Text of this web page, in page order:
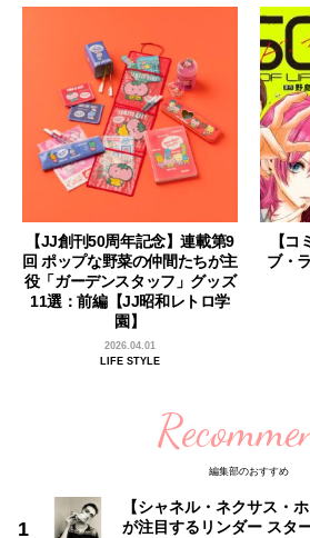
【JJ創刊50周年記念】連載第9
回 ポップな野菜の仲間たちが主
役「ガーデンスタッフ」グッズ
11選：前編【JJ昭和レトロ学
園】
2026.04.01
LIFE STYLE
【
ブ・
編集部のおすすめ
【シャネル・ネクサス・
が注目するリンダー スタ